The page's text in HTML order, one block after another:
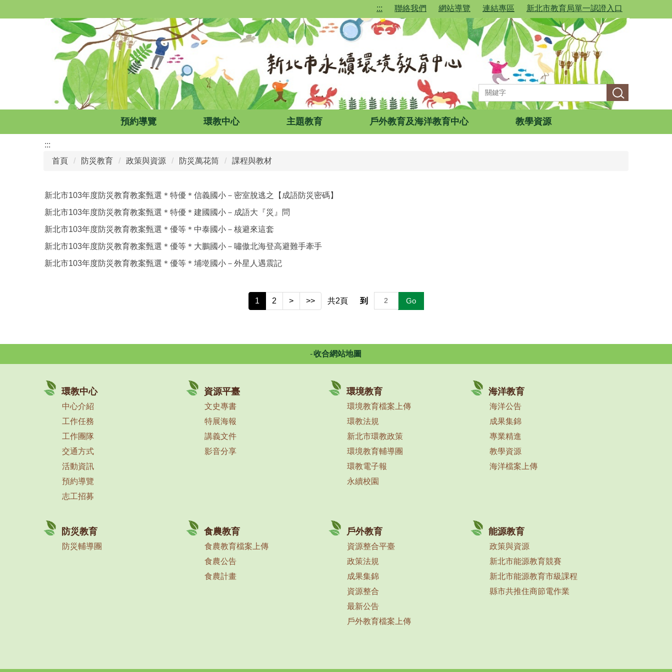
到
::: 聯絡我們 網站導覽 連結專區 新北市教育局單一認證入口
預約導覽 環教中心 主題教育 戶外教育及海洋教育中心 教學資源
:::
首頁
防災教育 政策與資源 防災萬花筒 課程與教材
新北市103年度防災教育教案甄選＊特優＊信義國小－密室脫逃之【成語防災密碼】
新北市103年度防災教育教案甄選＊特優＊建國國小－成語大『災』問
新北市103年度防災教育教案甄選＊優等＊中泰國小－核避來這套
新北市103年度防災教育教案甄選＊優等＊大鵬國小－嘯傲北海登高避難手牽手
新北市103年度防災教育教案甄選＊優等＊埔墘國小－外星人遇震記
1 2 > >> 共2頁 到 Go
收合網站地圖
環教中心
中心介紹
工作任務
工作團隊
交通方式
活動資訊
預約導覽
志工招募
資源平臺
文史專書
特展海報
講義文件
影音分享
環境教育
環境教育檔案上傳
環教法規
新北市環教政策
環境教育輔導團
環教電子報
永續校園
海洋教育
海洋公告
成果集錦
專業精進
教學資源
海洋檔案上傳
防災教育
防災輔導團
食農教育
食農教育檔案上傳
食農公告
食農計畫
戶外教育
資源整合平臺
政策法規
成果集錦
資源整合
最新公告
戶外教育檔案上傳
能源教育
政策與資源
新北市能源教育競賽
新北市能源教育市級課程
縣市共推住商節電作業